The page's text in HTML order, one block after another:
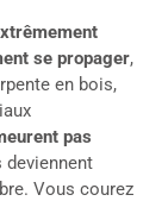
se propager,
en bois,
pas
deviennent
Vous courez